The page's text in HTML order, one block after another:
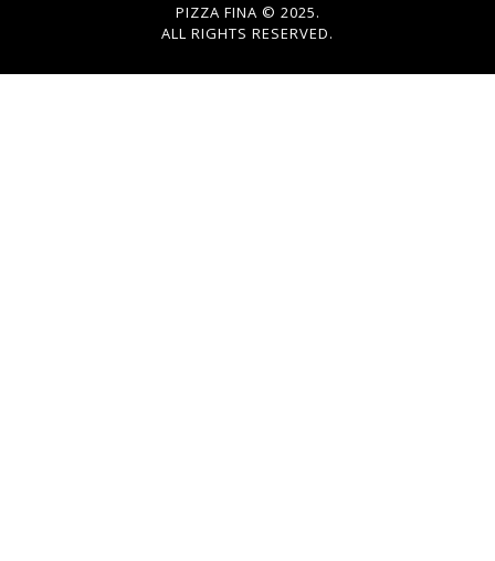
PIZZA FINA © 2025.
ALL RIGHTS RESERVED.